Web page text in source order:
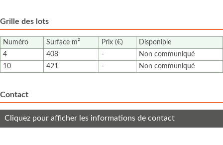
Grille des lots
Numéro Surface m² Prix (€)
Disponible
4
408 -
Non communiqué
10
421 - Non communiqué
Contact
Cliquez pour afficher les informations de contact